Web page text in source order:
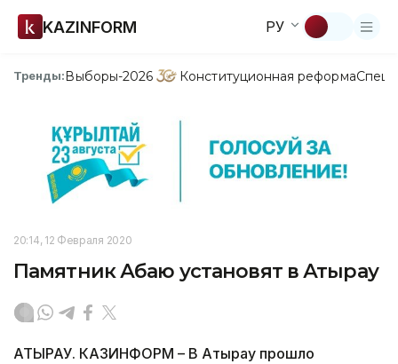
KAZINFORM РУ
Тренды:Выборы-2026 Конституционная реформа
20:14, 12 Февраля 2020
Памятник Абаю установят в Атырау
АТЫРАУ. КАЗИНФОРМ – В Атырау прошло